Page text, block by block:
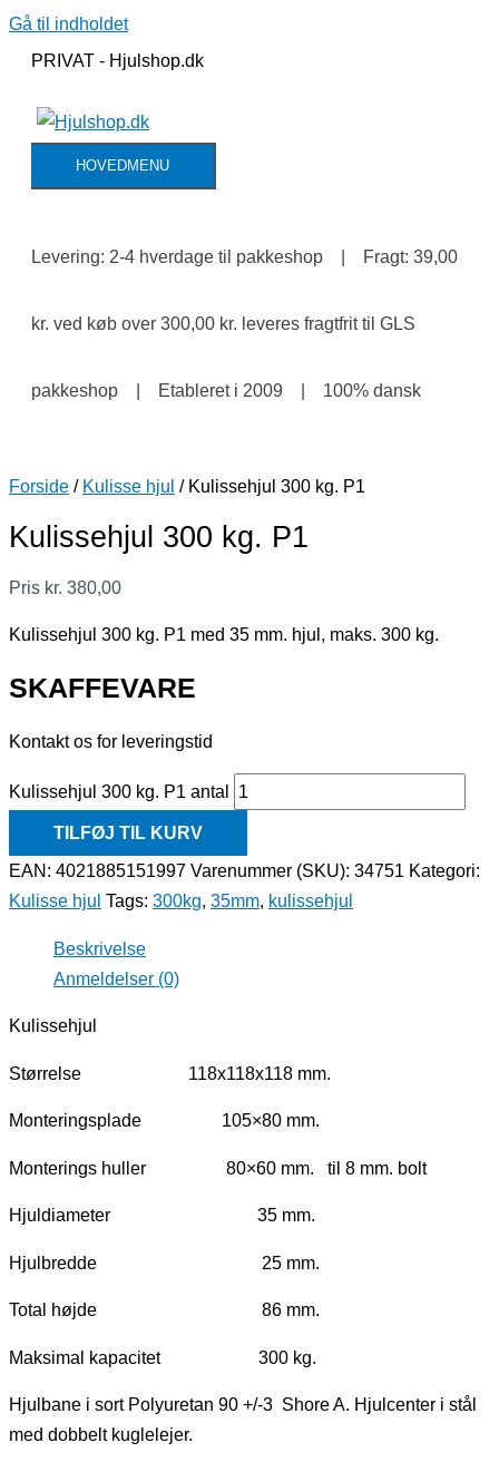
Gå til indholdet
PRIVAT - Hjulshop.dk
HOVEDMENU
Levering: 2-4 hverdage til pakkeshop | Fragt: 39,00
kr. ved køb over 300,00 kr. leveres fragtfrit til GLS
pakkeshop | Etableret i 2009 | 100% dansk
Forside / Kulisse hjul / Kulissehjul 300 kg. P1
Kulissehjul 300 kg. P1
Pris kr. 380,00
Kulissehjul 300 kg. P1 med 35 mm. hjul, maks. 300 kg.
SKAFFEVARE
Kontakt os for leveringstid
Kulissehjul 300 kg. P1 antal
TILFØJ TIL KURV
EAN: 4021885151997 Varenummer (SKU): 34751 Kategori:
Kulisse hjul Tags: 300kg, 35mm, kulissehjul
Beskrivelse
Anmeldelser (0)
Kulissehjul
Størrelse 118x118x118 mm.
Monteringsplade 105×80 mm.
Monterings huller 80×60 mm. til 8 mm. bolt
Hjuldiameter 35 mm.
Hjulbredde 25 mm.
Total højde 86 mm.
Maksimal kapacitet 300 kg.
Hjulbane i sort Polyuretan 90 +/-3 Shore A. Hjulcenter i stål
med dobbelt kuglelejer.